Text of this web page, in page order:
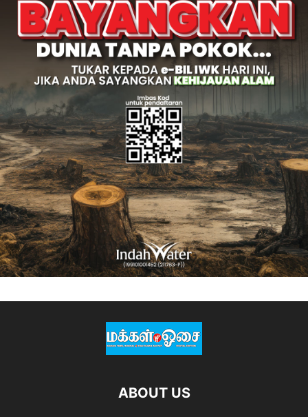
ABOUT US